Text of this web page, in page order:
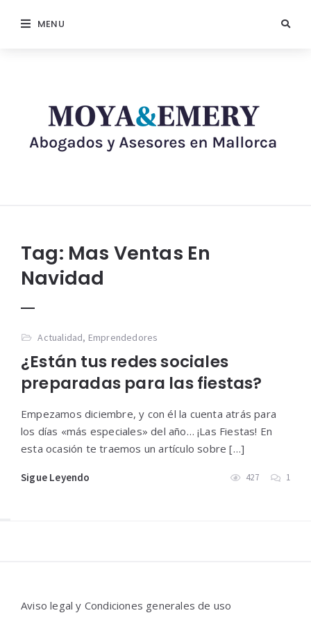
MENU
Tag: Mas Ventas En
Navidad
Actualidad, Emprendedores
¿Están tus redes sociales
preparadas para las fiestas?
Empezamos diciembre, y con él la cuenta atrás para
los días «más especiales» del año… ¡Las Fiestas! En
esta ocasión te traemos un artículo sobre […]
Sigue Leyendo 427 1
Aviso legal y Condiciones generales de uso